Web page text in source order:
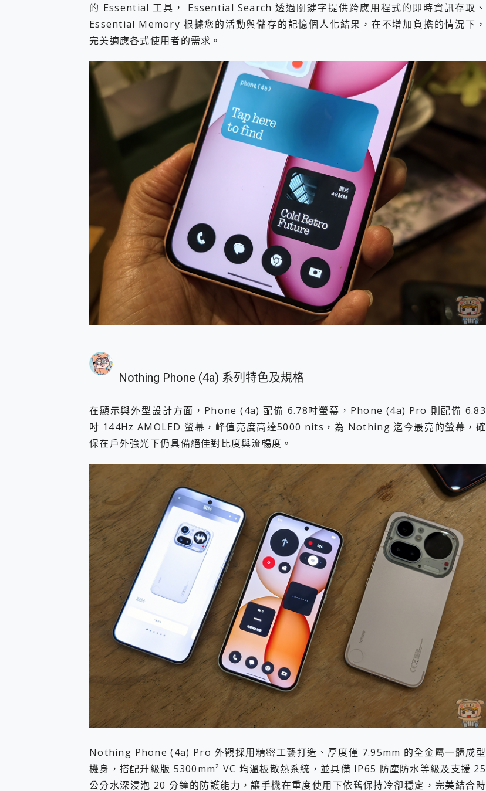
的 Essential 工具， Essential Search 透過關鍵字提供跨應用程式的即時資訊存取、
Essential Memory 根據您的活動與儲存的記憶個人化結果，在不增加負擔的情況下，
完美適應各式使用者的需求。
Nothing Phone (4a) 系列特色及規格
在顯示與外型設計方面，Phone (4a) 配備 6.78吋螢幕，Phone (4a) Pro 則配備 6.83
吋 144Hz AMOLED 螢幕，峰值亮度高達5000 nits，為 Nothing 迄今最亮的螢幕，確
保在戶外強光下仍具備絕佳對比度與流暢度。
Nothing Phone (4a) Pro 外觀採用精密工藝打造、厚度僅 7.95mm 的全金屬一體成型
機身，搭配升級版 5300mm² VC 均溫板散熱系統，並具備 IP65 防塵防水等級及支援 25
公分水深浸泡 20 分鐘的防護能力，讓手機在重度使用下依舊保持冷卻穩定，完美結合時